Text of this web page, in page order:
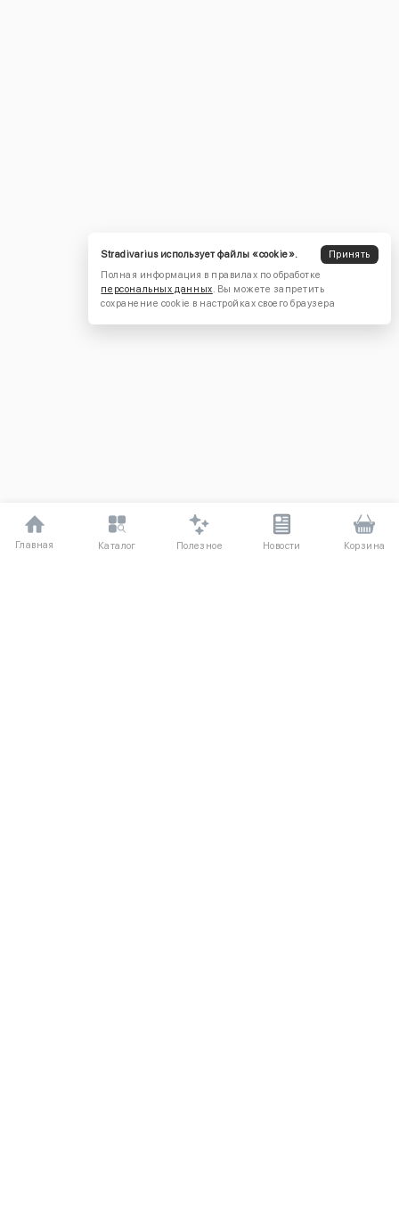
Главная Каталог Полезное Новости Корзина
Stradivarius использует файлы «cookie».
Принять
Полная информация в правилах по обработке
персональных данных. Вы можете запретить
сохранение cookie в настройках своего браузера